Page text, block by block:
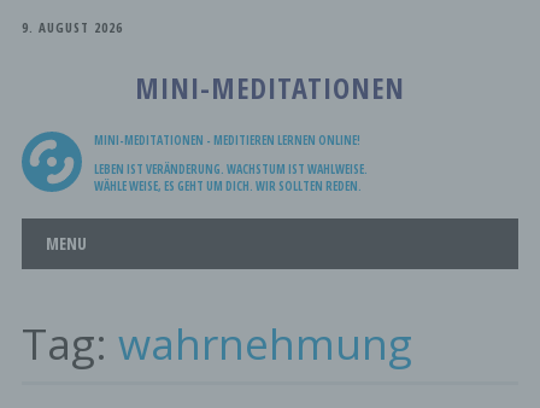
9. AUGUST 2026
MINI-MEDITATIONEN
MINI-MEDITATIONEN - MEDITIEREN LERNEN ONLINE!
LEBEN IST VERÄNDERUNG. WACHSTUM IST WAHLWEISE.
WÄHLE WEISE, ES GEHT UM DICH. WIR SOLLTEN REDEN.
Main menu
MENU
Tag: wahrnehmung